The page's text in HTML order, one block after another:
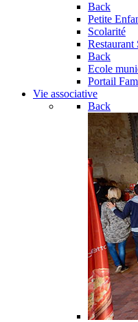
Back
Petite
Scolarité
Restaurant
Back
Ecole
Portail
Vie associative
Back